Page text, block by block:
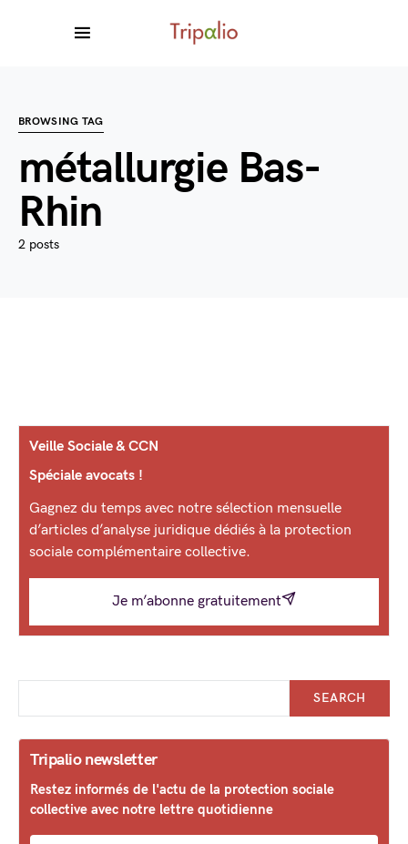
BROWSING TAG
métallurgie Bas-
Rhin
2 posts
Veille Sociale & CCN
Spéciale avocats !
Gagnez du temps avec notre sélection mensuelle
d’articles d’analyse juridique dédiés à la protection
sociale complémentaire collective.
Je m’abonne gratuitement
SEARCH
Tripalio newsletter
Restez informés de l'actu de la protection sociale
collective avec notre lettre quotidienne